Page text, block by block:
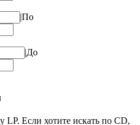
|По
|До
LP. Если хотите искать по CD,